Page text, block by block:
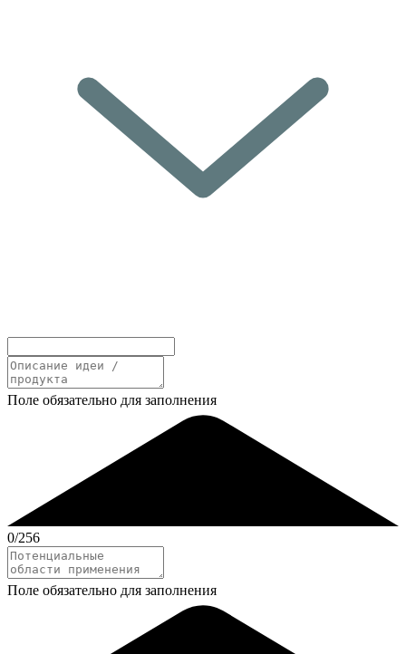
Поле обязательно для заполнения
0/256
Поле обязательно для заполнения